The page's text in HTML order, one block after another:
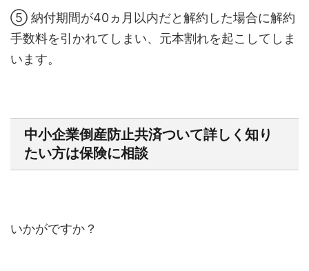
⑤ 納付期間が40ヵ月以内だと解約した場合に解約
手数料を引かれてしまい、元本割れを起こしてしま
います。
中小企業倒産防止共済ついて詳しく知り
たい方は保険に相談
いかがですか？